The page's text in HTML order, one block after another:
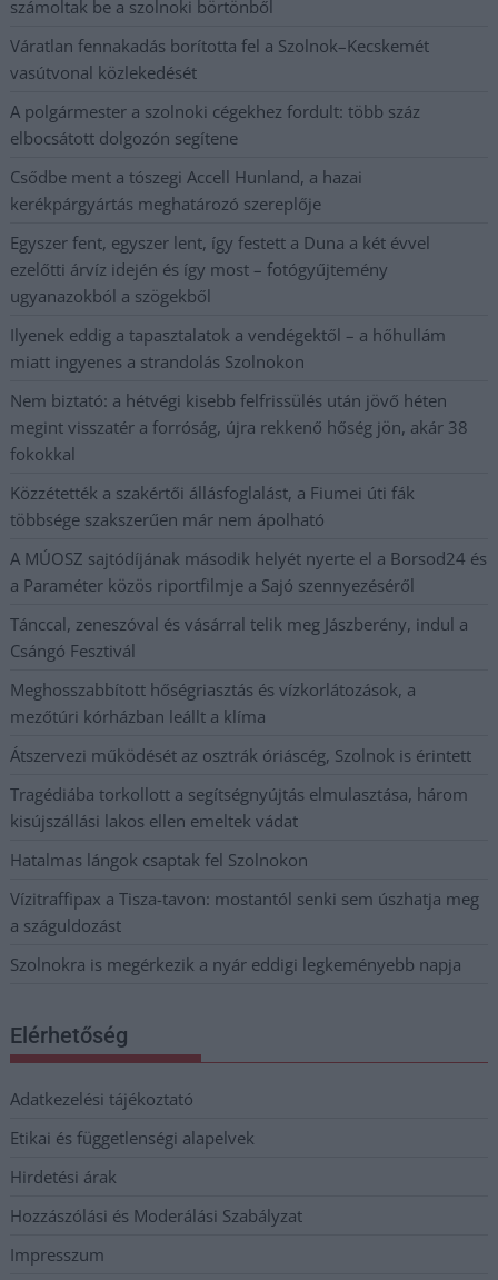
számoltak be a szolnoki börtönből
Váratlan fennakadás borította fel a Szolnok–Kecskemét
vasútvonal közlekedését
A polgármester a szolnoki cégekhez fordult: több száz
elbocsátott dolgozón segítene
Csődbe ment a tószegi Accell Hunland, a hazai
kerékpárgyártás meghatározó szereplője
Egyszer fent, egyszer lent, így festett a Duna a két évvel
ezelőtti árvíz idején és így most – fotógyűjtemény
ugyanazokból a szögekből
Ilyenek eddig a tapasztalatok a vendégektől – a hőhullám
miatt ingyenes a strandolás Szolnokon
Nem biztató: a hétvégi kisebb felfrissülés után jövő héten
megint visszatér a forróság, újra rekkenő hőség jön, akár 38
fokokkal
Közzétették a szakértői állásfoglalást, a Fiumei úti fák
többsége szakszerűen már nem ápolható
A MÚOSZ sajtódíjának második helyét nyerte el a Borsod24 és
a Paraméter közös riportfilmje a Sajó szennyezéséről
Tánccal, zeneszóval és vásárral telik meg Jászberény, indul a
Csángó Fesztivál
Meghosszabbított hőségriasztás és vízkorlátozások, a
mezőtúri kórházban leállt a klíma
Átszervezi működését az osztrák óriáscég, Szolnok is érintett
Tragédiába torkollott a segítségnyújtás elmulasztása, három
kisújszállási lakos ellen emeltek vádat
Hatalmas lángok csaptak fel Szolnokon
Vízitraffipax a Tisza-tavon: mostantól senki sem úszhatja meg
a száguldozást
Szolnokra is megérkezik a nyár eddigi legkeményebb napja
Elérhetőség
Adatkezelési tájékoztató
Etikai és függetlenségi alapelvek
Hirdetési árak
Hozzászólási és Moderálási Szabályzat
Impresszum